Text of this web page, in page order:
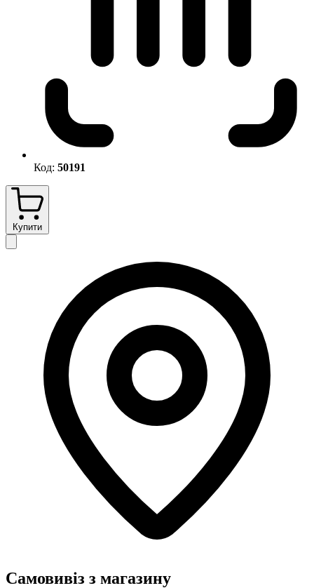
Код: 50191
Купити
Самовивіз з магазину